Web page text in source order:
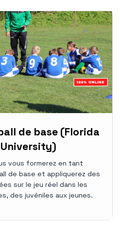
de base (Florida
vous formerez en tant
de base et appliquerez des
sur le jeu réel dans les
des juvéniles aux jeunes.